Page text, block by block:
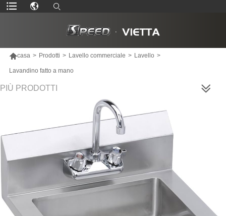
casa > Prodotti > Lavello commerciale > Lavello >
Lavandino fatto a mano
PIÙ PRODOTTI